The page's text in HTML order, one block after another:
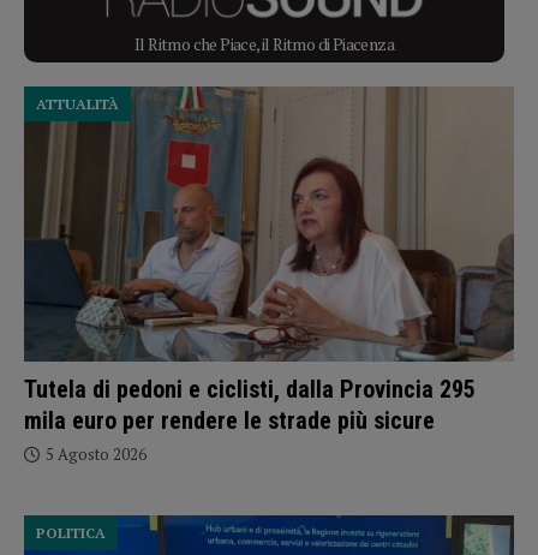
Il Ritmo che Piace, il Ritmo di Piacenza
Tutela di pedoni e ciclisti, dalla Provincia 295
mila euro per rendere le strade più sicure
ATTUALITÀ
5 Agosto 2026
POLITICA